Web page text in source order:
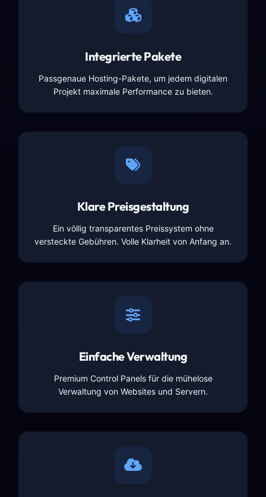
Integrierte Pakete
Passgenaue Hosting-Pakete, um jedem digitalen
Projekt maximale Performance zu bieten.
Klare Preisgestaltung
Ein völlig transparentes Preissystem ohne
versteckte Gebühren. Volle Klarheit von Anfang an.
Einfache Verwaltung
Premium Control Panels für die mühelose
Verwaltung von Websites und Servern.